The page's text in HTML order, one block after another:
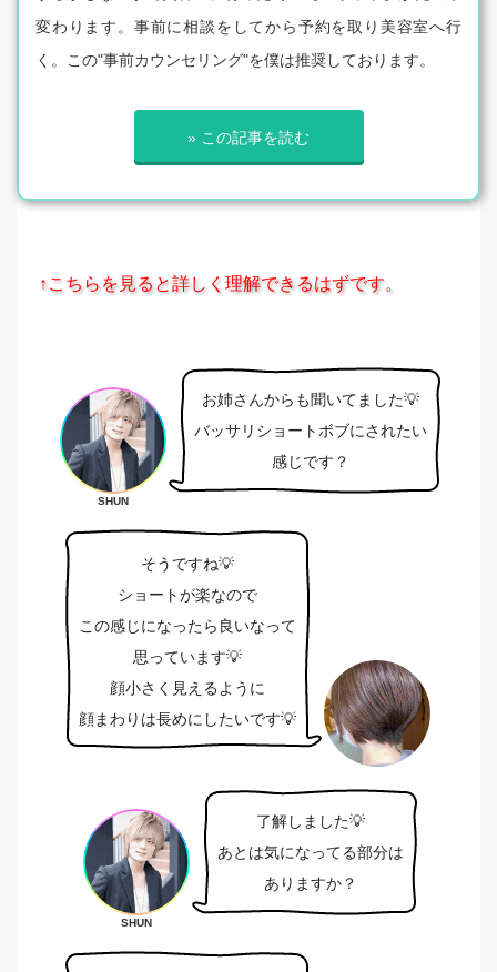
変わります。事前に相談をしてから予約を取り美容室へ行
く。この"事前カウンセリング"を僕は推奨しております。
» この記事を読む
↑こちらを見ると詳しく理解できるはずです。
SHUN
お姉さんからも聞いてました💡
バッサリショートボブにされたい
感じです？
そうですね💡
ショートが楽なので
この感じになったら良いなって
思っています💡
顔小さく見えるように
顔まわりは長めにしたいです💡
SHUN
了解しました💡
あとは気になってる部分は
ありますか？